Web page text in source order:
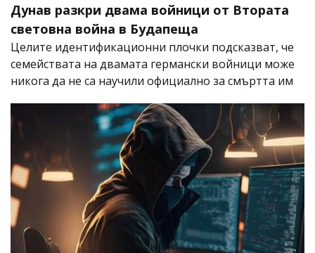
Дунав разкри двама войници от Втората
световна война в Будапеща
Целите идентификационни плочки подсказват, че
семействата на двамата германски войници може
никога да не са научили официално за смъртта им